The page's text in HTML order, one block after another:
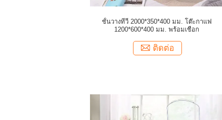
ชั้นวางทีวี 2000*350*400 มม. โต๊ะกาแฟ
1200*600*400 มม. พร้อมเชือก
ติดต่อ